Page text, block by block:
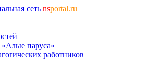
сеть nsportal.ru
паруса»
работников